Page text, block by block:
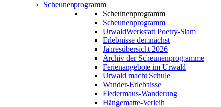
Scheunenprogramm
Scheunenprogramm
Scheunenprogramm
UrwaldWerkstatt Poetry-Slam
Erlebnisse demnächst
Jahresübersicht 2026
Archiv der Scheunenprogramme
Ferienangebote im Urwald
Urwald macht Schule
Wander-Erlebnisse
Fledermaus-Wanderung
Hängematte-Verleih